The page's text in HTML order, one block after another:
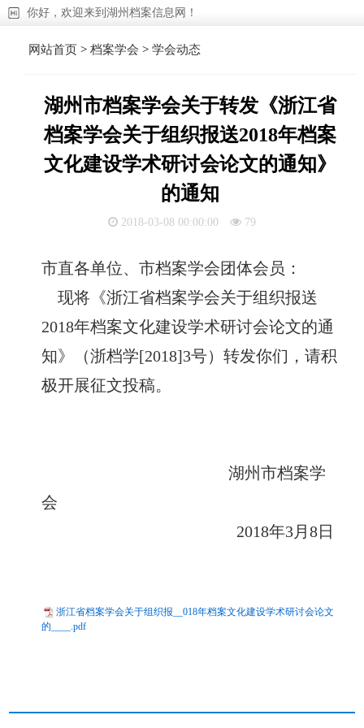
你好，欢迎来到湖州档案信息网！
网站首页 >档案学会 >学会动态
湖州市档案学会关于转发《浙江省
档案学会关于组织报送2018年档案
文化建设学术研讨会论文的通知》
的通知
2018-03-08 00:00:00 79
市直各单位、市档案学会团体会员：
现将《浙江省档案学会关于组织报送
2018年档案文化建设学术研讨会论文的通
知》（浙档学[2018]3号）转发你们，请积
极开展征文投稿。
湖州市档案学
会
2018年3月8日
浙江省档案学会关于组织报__018年档案文化建设学术研讨会论文
的____.pdf